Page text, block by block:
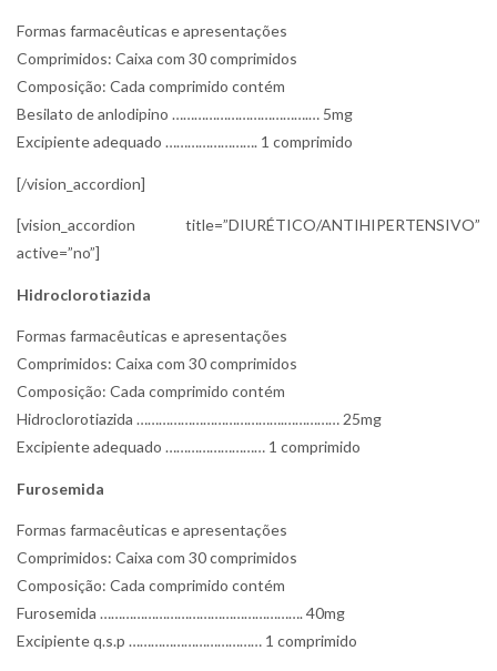
Formas farmacêuticas e apresentações
Comprimidos: Caixa com 30 comprimidos
Composição: Cada comprimido contém
Besilato de anlodipino ……………………………….… 5mg
Excipiente adequado ……………………. 1 comprimido
[/vision_accordion]
[vision_accordion title=”DIURÉTICO/ANTIHIPERTENSIVO”
active=”no”]
Hidroclorotiazida
Formas farmacêuticas e apresentações
Comprimidos: Caixa com 30 comprimidos
Composição: Cada comprimido contém
Hidroclorotiazida ………………………………….…………… 25mg
Excipiente adequado ……………………… 1 comprimido
Furosemida
Formas farmacêuticas e apresentações
Comprimidos: Caixa com 30 comprimidos
Composição: Cada comprimido contém
Furosemida ………………………………………………. 40mg
Excipiente q.s.p ……………………………… 1 comprimido